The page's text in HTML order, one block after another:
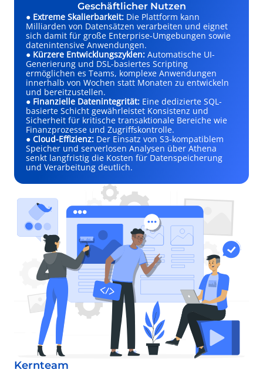
Geschäftlicher Nutzen
● Extreme Skalierbarkeit: Die Plattform kann
Milliarden von Datensätzen verarbeiten und eignet
sich damit für große Enterprise-Umgebungen sowie
datenintensive Anwendungen.
● Kürzere Entwicklungszyklen: Automatische UI-
Generierung und DSL-basiertes Scripting
ermöglichen es Teams, komplexe Anwendungen
innerhalb von Wochen statt Monaten zu entwickeln
und bereitzustellen.
● Finanzielle Datenintegrität: Eine dedizierte SQL-
basierte Schicht gewährleistet Konsistenz und
Sicherheit für kritische transaktionale Bereiche wie
Finanzprozesse und Zugriffskontrolle.
● Cloud-Effizienz: Der Einsatz von S3-kompatiblem
Speicher und serverlosen Analysen über Athena
senkt langfristig die Kosten für Datenspeicherung
und Verarbeitung deutlich.
Kernteam